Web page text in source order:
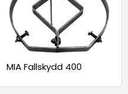
MIA Fallskydd 400